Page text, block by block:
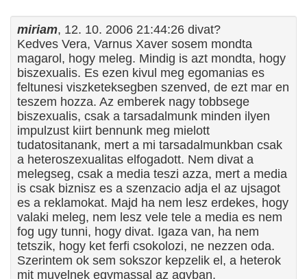
miriam, 12. 10. 2006 21:44:26 divat?
Kedves Vera, Varnus Xaver sosem mondta
magarol, hogy meleg. Mindig is azt mondta, hogy
biszexualis. Es ezen kivul meg egomanias es
feltunesi viszketeksegben szenved, de ezt mar en
teszem hozza. Az emberek nagy tobbsege
biszexualis, csak a tarsadalmunk minden ilyen
impulzust kiirt bennunk meg mielott
tudatositanank, mert a mi tarsadalmunkban csak
a heteroszexualitas elfogadott. Nem divat a
melegseg, csak a media teszi azza, mert a media
is csak biznisz es a szenzacio adja el az ujsagot
es a reklamokat. Majd ha nem lesz erdekes, hogy
valaki meleg, nem lesz vele tele a media es nem
fog ugy tunni, hogy divat. Igaza van, ha nem
tetszik, hogy ket ferfi csokolozi, ne nezzen oda.
Szerintem ok sem sokszor kepzelik el, a heterok
mit muvelnek egymassal az agyban.